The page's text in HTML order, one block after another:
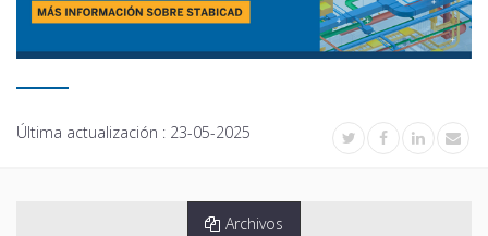
Última actualización : 23-05-2025
Archivos